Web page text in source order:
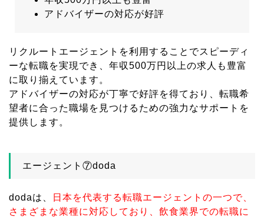
アドバイザーの対応が好評
リクルートエージェントを利用することでスピーディ
ーな転職を実現でき、年収500万円以上の求人も豊富
に取り揃えています。
アドバイザーの対応が丁寧で好評を得ており、転職希
望者に合った職場を見つけるための強力なサポートを
提供します。
エージェント⑦doda
dodaは、
日本を代表する転職エージェントの一つで、
さまざまな業種に対応しており、飲食業界での転職に